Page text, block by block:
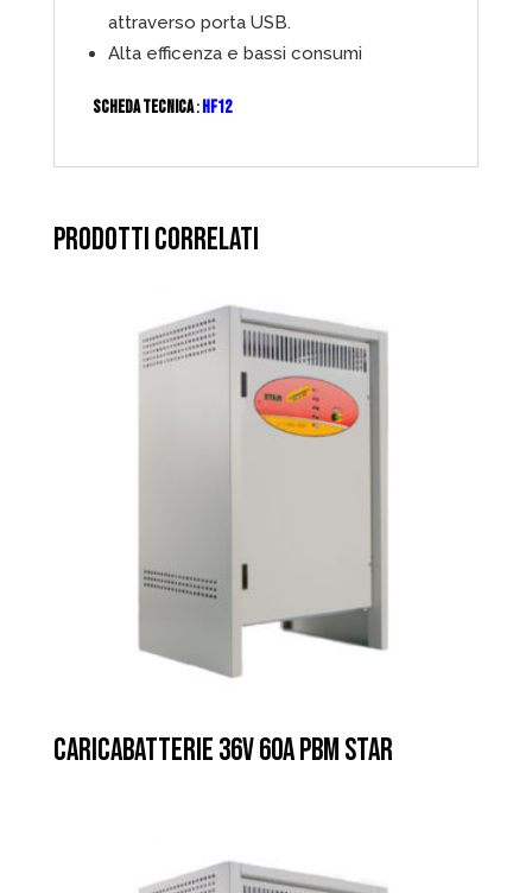
attraverso porta USB.
Alta efficenza e bassi consumi
SCHEDA TECNICA:HF12
PRODOTTI CORRELATI
CARICABATTERIE 36V 60A PBM STAR